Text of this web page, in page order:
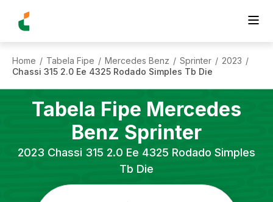
Home / Tabela Fipe / Mercedes Benz / Sprinter / 2023 /
Chassi 315 2.0 Ee 4325 Rodado Simples Tb Die
Tabela Fipe Mercedes
Benz Sprinter
2023 Chassi 315 2.0 Ee 4325 Rodado Simples
Tb Die